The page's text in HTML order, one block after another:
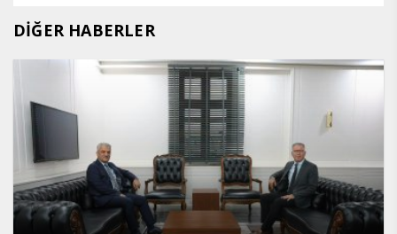
DİĞER HABERLER